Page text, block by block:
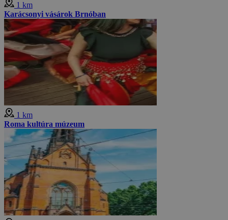
1 km
Karácsonyi vásárok Brnóban
1 km
Roma kultúra múzeum